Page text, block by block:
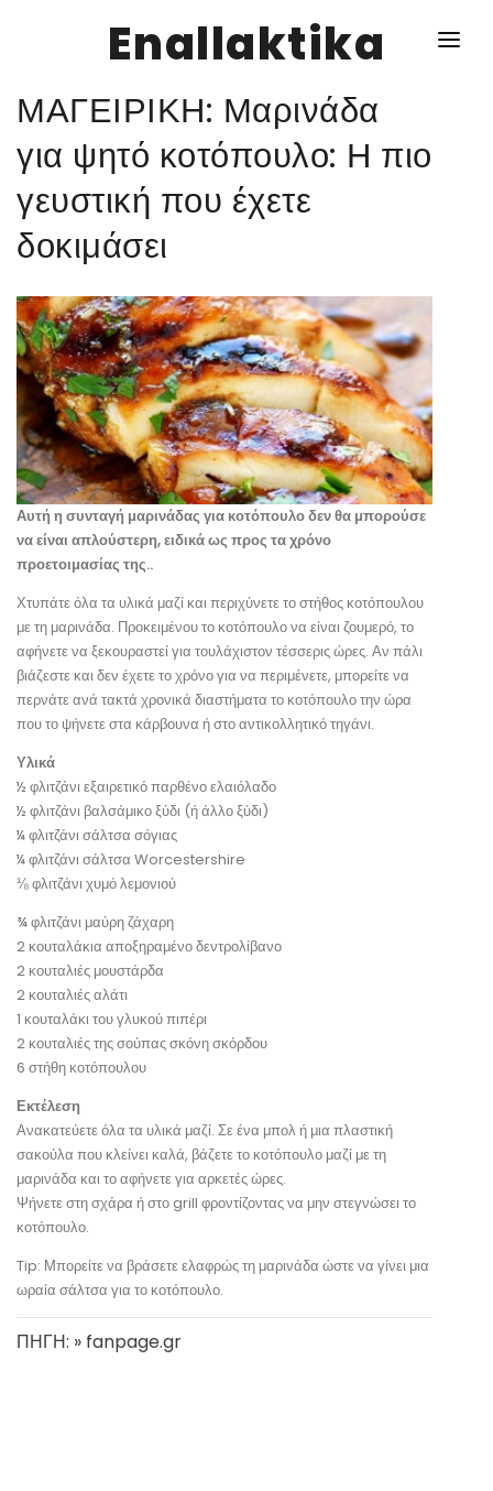
Enallaktika
ΥΓΕΙΑ
ΣΥΝΤΑΓΕΣ
ΔΙΑΦΟΡΑ
ΕΝΑΛΛΑΚΤΙΚΑ
ΑΥΤΑΡΚΕΙΑ
ΣΧΕΣΕΙΣ
ΚΑΛΛΙΕΡΓΕΙΕΣ
ΜΑΓΕΙΡΙΚΗ: Μαρινάδα
για ψητό κοτόπουλο: Η πιο
γευστική που έχετε
δοκιμάσει
Αυτή η συνταγή μαρινάδας για κοτόπουλο δεν θα μπορούσε
να είναι απλούστερη, ειδικά ως προς τα χρόνο
προετοιμασίας της..
Χτυπάτε όλα τα υλικά μαζί και περιχύνετε το στήθος κοτόπουλου
με τη μαρινάδα. Προκειμένου το κοτόπουλο να είναι ζουμερό, το
αφήνετε να ξεκουραστεί για τουλάχιστον τέσσερις ώρες. Αν πάλι
βιάζεστε και δεν έχετε το χρόνο για να περιμένετε, μπορείτε να
περνάτε ανά τακτά χρονικά διαστήματα το κοτόπουλο την ώρα
που το ψήνετε στα κάρβουνα ή στο αντικολλητικό τηγάνι.
Υλικά
½ φλιτζάνι εξαιρετικό παρθένο ελαιόλαδο
½ φλιτζάνι βαλσάμικο ξύδι (ή άλλο ξύδι)
¼ φλιτζάνι σάλτσα σόγιας
¼ φλιτζάνι σάλτσα Worcestershire
⅛ φλιτζάνι χυμό λεμονιού
¾ φλιτζάνι μαύρη ζάχαρη
2 κουταλάκια αποξηραμένο δεντρολίβανο
2 κουταλιές μουστάρδα
2 κουταλιές αλάτι
1 κουταλάκι του γλυκού πιπέρι
2 κουταλιές της σούπας σκόνη σκόρδου
6 στήθη κοτόπουλου
Εκτέλεση
Ανακατεύετε όλα τα υλικά μαζί. Σε ένα μπολ ή μια πλαστική
σακούλα που κλείνει καλά, βάζετε το κοτόπουλο μαζί με τη
μαρινάδα και το αφήνετε για αρκετές ώρες.
Ψήνετε στη σχάρα ή στο grill φροντίζοντας να μην στεγνώσει το
κοτόπουλο.
Tip: Μπορείτε να βράσετε ελαφρώς τη μαρινάδα ώστε να γίνει μια
ωραία σάλτσα για το κοτόπουλο.
ΠΗΓΗ: » fanpage.gr